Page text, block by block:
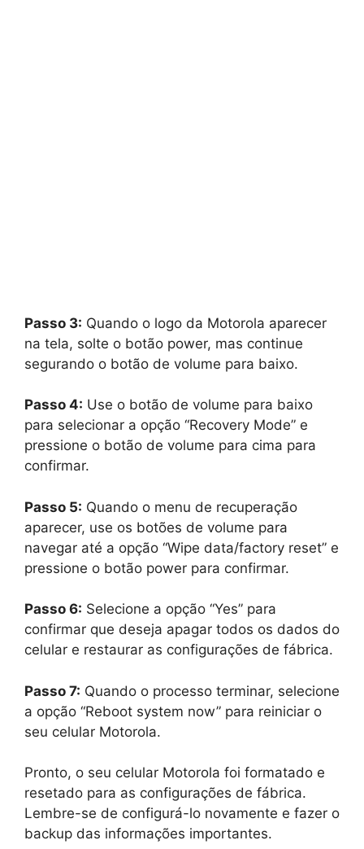
Passo 3: Quando o logo da Motorola aparecer
na tela, solte o botão power, mas continue
segurando o botão de volume para baixo.
Passo 4: Use o botão de volume para baixo
para selecionar a opção “Recovery Mode” e
pressione o botão de volume para cima para
confirmar.
Passo 5: Quando o menu de recuperação
aparecer, use os botões de volume para
navegar até a opção “Wipe data/factory reset” e
pressione o botão power para confirmar.
Passo 6: Selecione a opção “Yes” para
confirmar que deseja apagar todos os dados do
celular e restaurar as configurações de fábrica.
Passo 7: Quando o processo terminar, selecione
a opção “Reboot system now” para reiniciar o
seu celular Motorola.
Pronto, o seu celular Motorola foi formatado e
resetado para as configurações de fábrica.
Lembre-se de configurá-lo novamente e fazer o
backup das informações importantes.